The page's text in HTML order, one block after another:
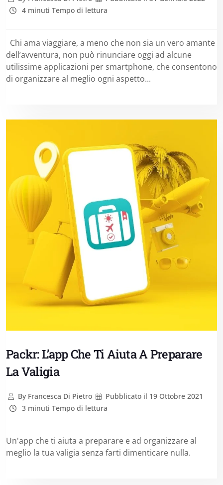
4 minuti Tempo di lettura
Chi ama viaggiare, a meno che non sia un vero amante
dell’avventura, non può rinunciare oggi ad alcune
utilissime applicazioni per smartphone, che consentono
di organizzare al meglio ogni aspetto...
Packr: L’app Che Ti Aiuta A Preparare
La Valigia
ByFrancesca Di Pietro Pubblicato il 19 Ottobre 2021
3 minuti Tempo di lettura
Un'app che ti aiuta a preparare e ad organizzare al
meglio la tua valigia senza farti dimenticare nulla.